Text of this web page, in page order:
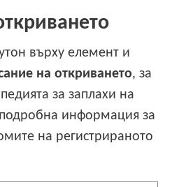
върху елемент и
на откриването, за
за заплахи на
подробна информация за
на регистрираното